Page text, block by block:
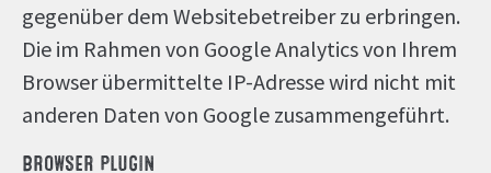
gegenüber dem Websitebetreiber zu erbringen.
Die im Rahmen von Google Analytics von Ihrem
Browser übermittelte IP-Adresse wird nicht mit
anderen Daten von Google zusammengeführt.
BROWSER PLUGIN